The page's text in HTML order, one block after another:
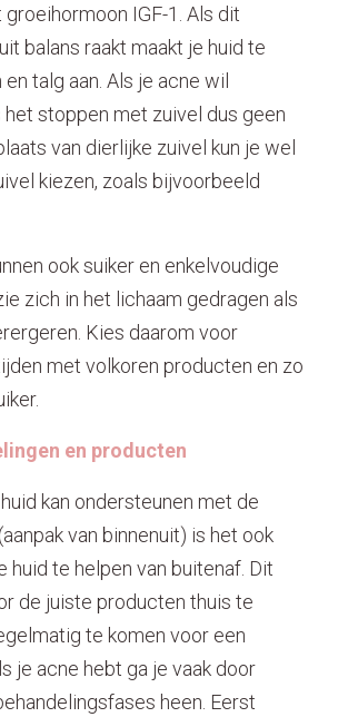
IGF-1. Als dit
balans raakt maakt je huid te
talg aan. Als je acne wil
stoppen met zuivel dus geen
van dierlijke zuivel kun je wel
kiezen, zoals bijvoorbeeld
ook suiker en enkelvoudige
zich in het lichaam gedragen als
Kies daarom voor
met volkoren producten en zo
en producten
kan ondersteunen met de
van binnenuit) is het ook
huid te helpen van buitenaf. Dit
de juiste producten thuis te
te komen voor een
je acne hebt ga je vaak door
heen. Eerst